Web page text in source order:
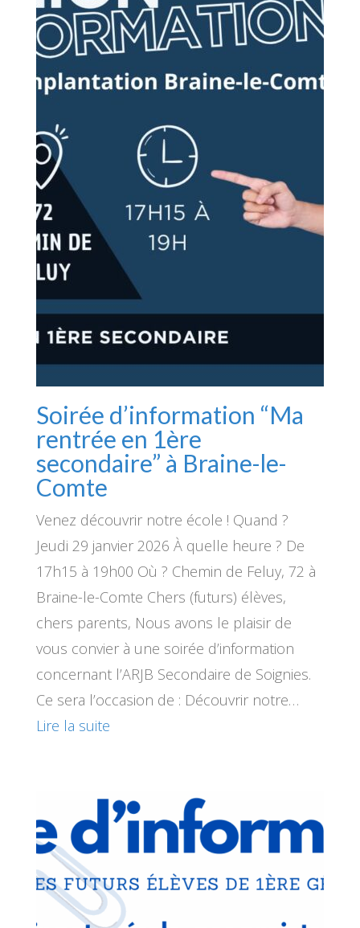
Soirée d’information “Ma
rentrée en 1ère
secondaire” à Braine-le-
Comte
Venez découvrir notre école ! Quand ?
Jeudi 29 janvier 2026 À quelle heure ? De
17h15 à 19h00 Où ? Chemin de Feluy, 72 à
Braine-le-Comte Chers (futurs) élèves,
chers parents, Nous avons le plaisir de
vous convier à une soirée d’information
concernant l’ARJB Secondaire de Soignies.
Ce sera l’occasion de : Découvrir notre…
Lire la suite